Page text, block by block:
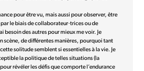
pour être vu, mais aussi pour observer, être
le biais de collaborateur·trices ou de
besoin des autres pour mieux me voir. Je
scène, de différentes manières, pourquoi tant
solitude semblent si essentielles à la vie. Je
la politique de telles situations (la
révéler les défis que comporte l’endurance